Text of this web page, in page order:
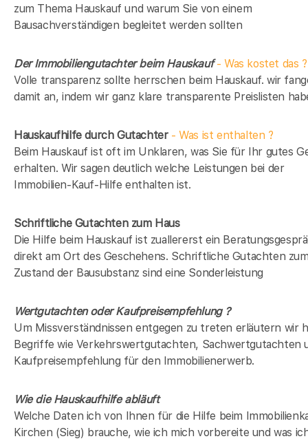
zum Thema Hauskauf und warum Sie von einem
Bausachverständigen begleitet werden sollten
Der Immobiliengutachter beim Hauskauf- Was kostet das ?
Volle transparenz sollte herrschen beim Hauskauf. wir
damit an, indem wir ganz klare transparente Preislisten
Hauskaufhilfe durch Gutachter- Was ist enthalten ?
Beim Hauskauf ist oft im Unklaren, was Sie für Ihr gutes
erhalten. Wir sagen deutlich welche Leistungen bei der
Immobilien-Kauf-Hilfe enthalten ist.
Schriftliche Gutachten zum Haus
Die Hilfe beim Hauskauf ist zuallererst ein
direkt am Ort des Geschehens. Schriftliche Gutachten
Zustand der Bausubstanz sind eine Sonderleistung
Wertgutachten oder Kaufpreisempfehlung ?
Um Missverständnissen entgegen zu treten erläutern wir
Begriffe wie Verkehrswertgutachten, Sachwertgutachten
Kaufpreisempfehlung für den Immobilienerwerb.
Wie die Hauskaufhilfe abläuft
Welche Daten ich von Ihnen für die Hilfe beim
Kirchen (Sieg) brauche, wie ich mich vorbereite und was